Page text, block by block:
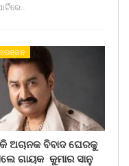
ଅଚାନକ ବିବାଦ ଘେରକୁ
ଗାୟକ କୁମାର ସାନୁ